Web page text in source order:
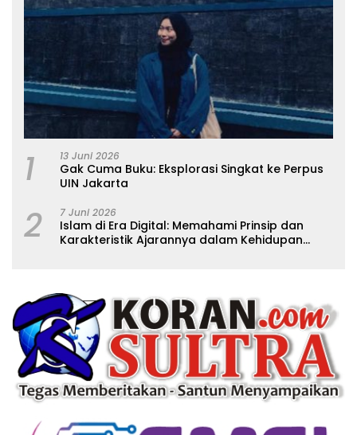
1 13 Juni 2026
Gak Cuma Buku: Eksplorasi Singkat ke Perpus
UIN Jakarta
2 7 Juni 2026
Islam di Era Digital: Memahami Prinsip dan
Karakteristik Ajarannya dalam Kehidupan